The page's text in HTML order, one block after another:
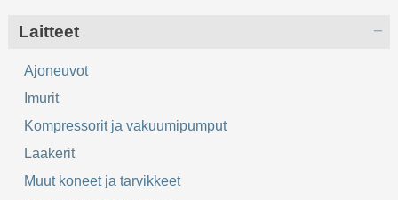
Laitteet
Ajoneuvot
Imurit
Kompressorit ja vakuumipumput
Laakerit
Muut koneet ja tarvikkeet